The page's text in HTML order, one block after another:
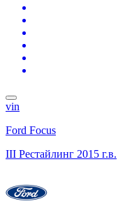
vin
Ford Focus
III Рестайлинг 2015 г.в.